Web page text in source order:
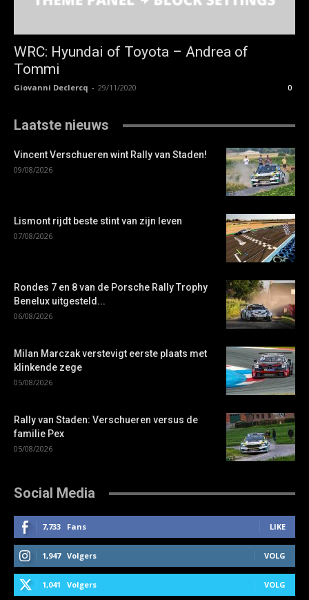
WRC: Hyundai of Toyota – Andrea of
Tommi
Giovanni Declercq - 29/11/2020 0
Laatste nieuws
Vincent Verschueren wint Rally van Staden!
09/08/2026
Lismont rijdt beste stint van zijn leven
07/08/2026
Rondes 7 en 8 van de Porsche Rally Trophy
Benelux uitgesteld...
06/08/2026
Milan Marczak verstevigt eerste plaats met
klinkende zege
05/08/2026
Rally van Staden: Verschueren versus de
familie Pex
05/08/2026
Social Media
7,733 Fans LIKE
1,947 Volgers VOLG
1,041 Volgers VOLG